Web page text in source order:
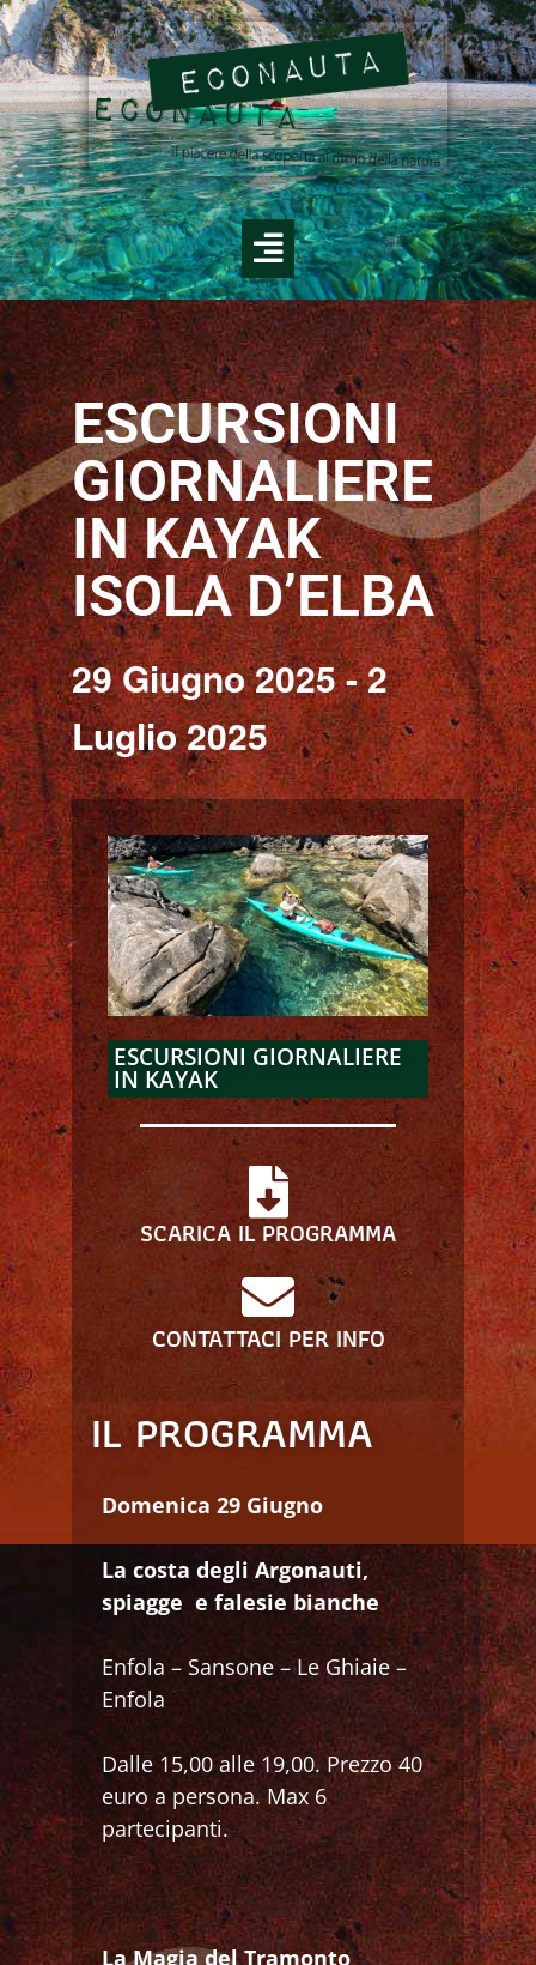
ESCURSIONI
GIORNALIERE
IN KAYAK
ISOLA D’ELBA
29 Giugno 2025-2
Luglio 2025
ESCURSIONI GIORNALIERE
IN KAYAK
SCARICA IL PROGRAMMA
CONTATTACI PER INFO
IL PROGRAMMA
Domenica 29 Giugno
La costa degli Argonauti,
spiagge e falesie bianche
Enfola – Sansone – Le Ghiaie –
Enfola
Dalle 15,00 alle 19,00. Prezzo 40
euro a persona. Max 6
partecipanti.
La Magia del Tramonto